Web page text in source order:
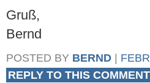
Gruß,
Bernd
POSTED BY BERND
REPLY TO THIS COMMENT